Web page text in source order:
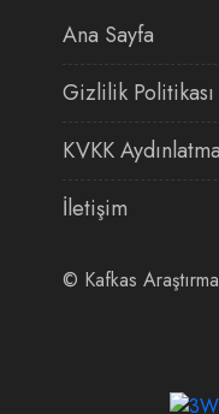
Ana Sayfa
Gizlilik Politikası
KVKK
İletişim
© Kafkas